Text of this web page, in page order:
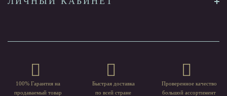
100% Гарантия на
продаваемый товар
Быстрая доставка
по всей стране
Проверенное качество
большой ассортимент